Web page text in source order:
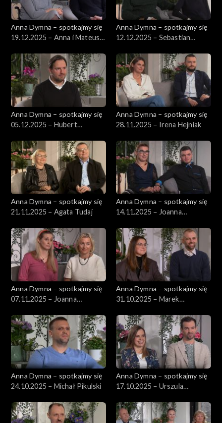
Anna Dymna – spotkajmy się
19.12.2025 – Anna i Mateusz
Anna Dymna – spotkajmy się
12.12.2025 – Sebastian
Anna Dymna – spotkajmy się
05.12.2025 – Hubert
Anna Dymna – spotkajmy się
28.11.2025 – Irena Hejniak
Anna Dymna – spotkajmy się
21.11.2025 – Agata Tudaj
Anna Dymna – spotkajmy się
14.11.2025 – Joanna
Anna Dymna – spotkajmy się
07.11.2025 – Joanna
Anna Dymna – spotkajmy się
31.10.2025 – Marek
Anna Dymna – spotkajmy się
24.10.2025 – Michał Pikulski
Anna Dymna – spotkajmy się
17.10.2025 – Urszula